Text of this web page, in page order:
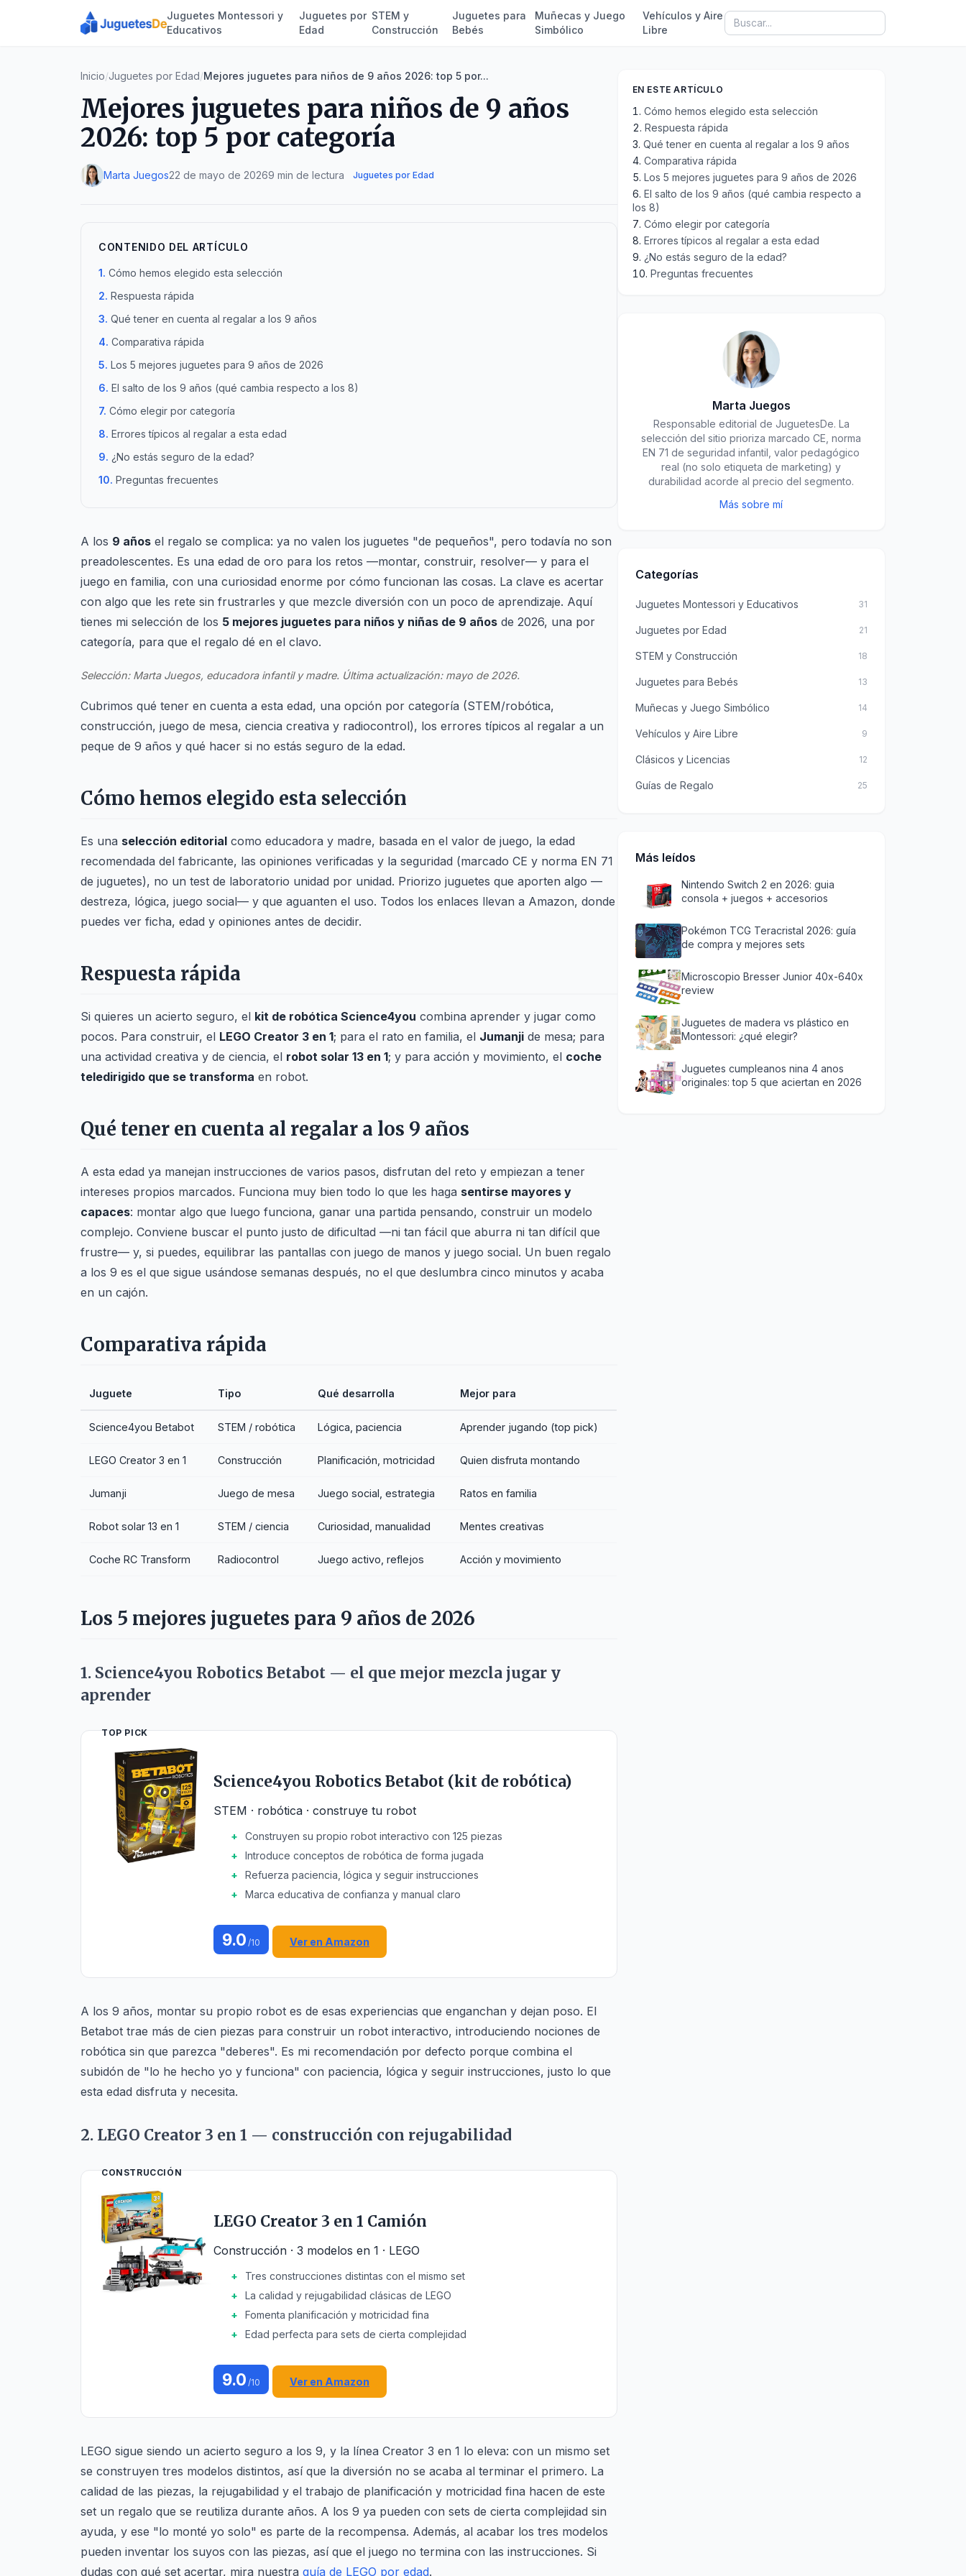
Juguetes Montessori y
Educativos
Juguetes por
Edad
STEM y
Construcción
Juguetes para
Bebés
Muñecas y Juego
Simbólico
Vehículos y Aire
Libre
Inicio/Juguetes por Edad/Mejores juguetes para niños de 9 años 2026: top 5 por...
Mejores juguetes para niños de 9 años
2026: top 5 por categoría
Marta Juegos22 de mayo de 20269 min de lectura Juguetes por Edad
CONTENIDO DEL ARTÍCULO
Cómo hemos elegido esta selección
Respuesta rápida
Qué tener en cuenta al regalar a los 9 años
Comparativa rápida
Los 5 mejores juguetes para 9 años de 2026
El salto de los 9 años (qué cambia respecto a los 8)
Cómo elegir por categoría
Errores típicos al regalar a esta edad
¿No estás seguro de la edad?
Preguntas frecuentes
A los 9 años el regalo se complica: ya no valen los juguetes "de pequeños", pero todavía no son
preadolescentes. Es una edad de oro para los retos —montar, construir, resolver— y para el
juego en familia, con una curiosidad enorme por cómo funcionan las cosas. La clave es acertar
con algo que les rete sin frustrarles y que mezcle diversión con un poco de aprendizaje. Aquí
tienes mi selección de los 5 mejores juguetes para niños y niñas de 9 años de 2026, una por
categoría, para que el regalo dé en el clavo.
Selección: Marta Juegos, educadora infantil y madre. Última actualización: mayo de 2026.
Cubrimos qué tener en cuenta a esta edad, una opción por categoría (STEM/robótica,
construcción, juego de mesa, ciencia creativa y radiocontrol), los errores típicos al regalar a un
peque de 9 años y qué hacer si no estás seguro de la edad.
Cómo hemos elegido esta selección
Es una selección editorial como educadora y madre, basada en el valor de juego, la edad
recomendada del fabricante, las opiniones verificadas y la seguridad (marcado CE y norma EN 71
de juguetes), no un test de laboratorio unidad por unidad. Priorizo juguetes que aporten algo —
destreza, lógica, juego social— y que aguanten el uso. Todos los enlaces llevan a Amazon, donde
puedes ver ficha, edad y opiniones antes de decidir.
Respuesta rápida
Si quieres un acierto seguro, el kit de robótica Science4you combina aprender y jugar como
pocos. Para construir, el LEGO Creator 3 en 1; para el rato en familia, el Jumanji de mesa; para
una actividad creativa y de ciencia, el robot solar 13 en 1; y para acción y movimiento, el coche
teledirigido que se transforma en robot.
Qué tener en cuenta al regalar a los 9 años
A esta edad ya manejan instrucciones de varios pasos, disfrutan del reto y empiezan a tener
intereses propios marcados. Funciona muy bien todo lo que les haga sentirse mayores y
capaces: montar algo que luego funciona, ganar una partida pensando, construir un modelo
complejo. Conviene buscar el punto justo de dificultad —ni tan fácil que aburra ni tan difícil que
frustre— y, si puedes, equilibrar las pantallas con juego de manos y juego social. Un buen regalo
a los 9 es el que sigue usándose semanas después, no el que deslumbra cinco minutos y acaba
en un cajón.
Comparativa rápida
Juguete Tipo Qué desarrolla Mejor para
Science4you Betabot STEM / robótica Lógica, paciencia Aprender jugando (top pick)
LEGO Creator 3 en 1 Construcción Planificación, motricidad Quien disfruta montando
Jumanji Juego de mesa Juego social, estrategia Ratos en familia
Robot solar 13 en 1 STEM / ciencia Curiosidad, manualidad Mentes creativas
Coche RC Transform Radiocontrol Juego activo, reflejos Acción y movimiento
Los 5 mejores juguetes para 9 años de 2026
1. Science4you Robotics Betabot — el que mejor mezcla jugar y
aprender
TOP PICK
Science4you Robotics Betabot (kit de robótica)
STEM · robótica · construye tu robot
Construyen su propio robot interactivo con 125 piezas
Introduce conceptos de robótica de forma jugada
Refuerza paciencia, lógica y seguir instrucciones
Marca educativa de confianza y manual claro
9.0 /10 Ver en Amazon
A los 9 años, montar su propio robot es de esas experiencias que enganchan y dejan poso. El
Betabot trae más de cien piezas para construir un robot interactivo, introduciendo nociones de
robótica sin que parezca "deberes". Es mi recomendación por defecto porque combina el
subidón de "lo he hecho yo y funciona" con paciencia, lógica y seguir instrucciones, justo lo que
esta edad disfruta y necesita.
2. LEGO Creator 3 en 1 — construcción con rejugabilidad
CONSTRUCCIÓN
LEGO Creator 3 en 1 Camión
Construcción · 3 modelos en 1 · LEGO
Tres construcciones distintas con el mismo set
La calidad y rejugabilidad clásicas de LEGO
Fomenta planificación y motricidad fina
Edad perfecta para sets de cierta complejidad
9.0 /10 Ver en Amazon
LEGO sigue siendo un acierto seguro a los 9, y la línea Creator 3 en 1 lo eleva: con un mismo set
se construyen tres modelos distintos, así que la diversión no se acaba al terminar el primero. La
calidad de las piezas, la rejugabilidad y el trabajo de planificación y motricidad fina hacen de este
set un regalo que se reutiliza durante años. A los 9 ya pueden con sets de cierta complejidad sin
ayuda, y ese "lo monté yo solo" es parte de la recompensa. Además, al acabar los tres modelos
pueden inventar los suyos con las piezas, así que el juego no termina con las instrucciones. Si
dudas con qué set acertar, mira nuestra guía de LEGO por edad.
EN ESTE ARTÍCULO
Cómo hemos elegido esta selección
Respuesta rápida
Qué tener en cuenta al regalar a los 9 años
Comparativa rápida
Los 5 mejores juguetes para 9 años de 2026
El salto de los 9 años (qué cambia respecto a
los 8)
Cómo elegir por categoría
Errores típicos al regalar a esta edad
¿No estás seguro de la edad?
Preguntas frecuentes
Marta Juegos
Responsable editorial de JuguetesDe. La
selección del sitio prioriza marcado CE, norma
EN 71 de seguridad infantil, valor pedagógico
real (no solo etiqueta de marketing) y
durabilidad acorde al precio del segmento.
Más sobre mí
Categorías
Juguetes Montessori y Educativos 31
Juguetes por Edad 21
STEM y Construcción 18
Juguetes para Bebés 13
Muñecas y Juego Simbólico 14
Vehículos y Aire Libre 9
Clásicos y Licencias 12
Guías de Regalo 25
Más leídos
Nintendo Switch 2 en 2026: guia
consola + juegos + accesorios
Pokémon TCG Teracristal 2026: guía
de compra y mejores sets
Microscopio Bresser Junior 40x-640x
review
Juguetes de madera vs plástico en
Montessori: ¿qué elegir?
Juguetes cumpleanos nina 4 anos
originales: top 5 que aciertan en 2026